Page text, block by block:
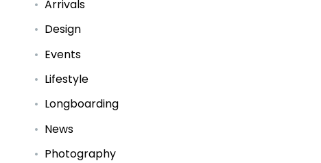
Arrivals
Design
Events
Lifestyle
Longboarding
News
Photography